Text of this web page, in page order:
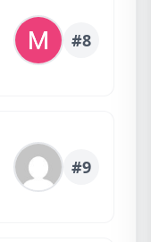
#8
#9